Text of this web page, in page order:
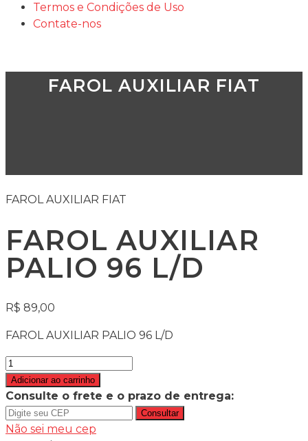
Termos e Condições de Uso
Contate-nos
FAROL AUXILIAR FIAT
FAROL AUXILIAR FIAT
FAROL AUXILIAR
PALIO 96 L/D
R$ 89,00
FAROL AUXILIAR PALIO 96 L/D
Adicionar ao carrinho
Consulte o frete e o prazo de entrega:
Consultar
Não sei meu cep